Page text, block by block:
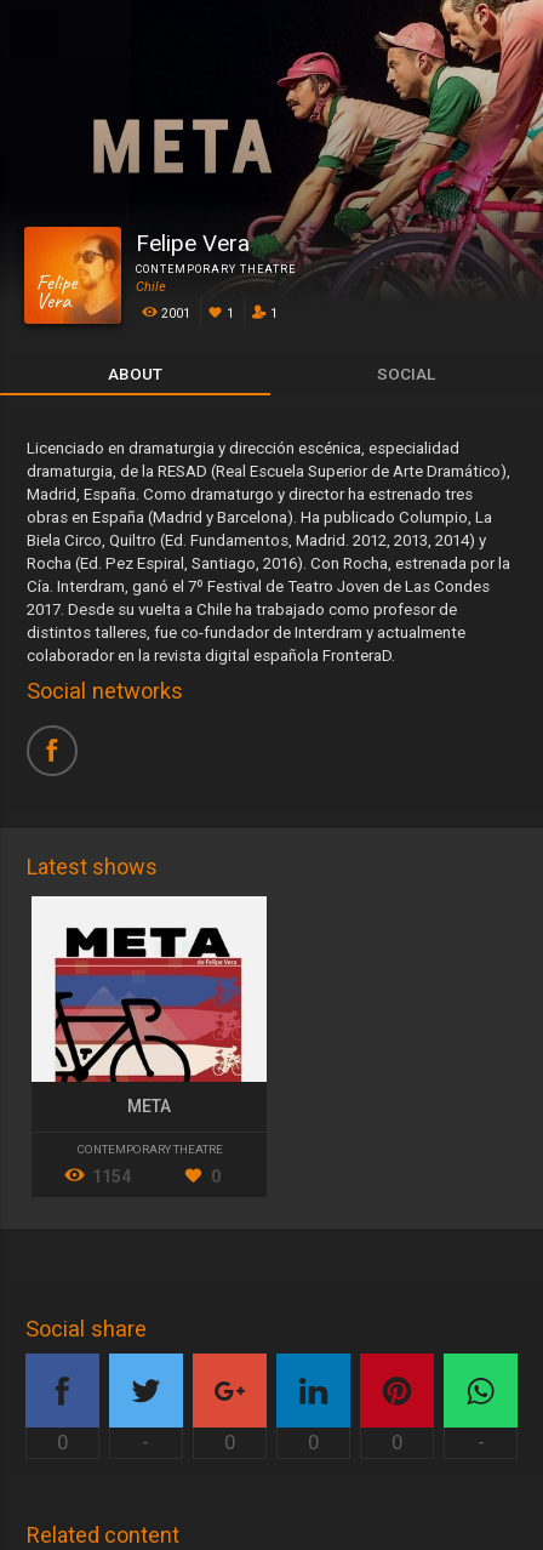
Felipe Vera
CONTEMPORARY THEATRE
Chile
2001
1 1
ABOUT SOCIAL
Licenciado en dramaturgia y dirección escénica, especialidad
dramaturgia, de la RESAD (Real Escuela Superior de Arte Dramático),
Madrid, España. Como dramaturgo y director ha estrenado tres
obras en España (Madrid y Barcelona). Ha publicado Columpio, La
Biela Circo, Quiltro (Ed. Fundamentos, Madrid. 2012, 2013, 2014) y
Rocha (Ed. Pez Espiral, Santiago, 2016). Con Rocha, estrenada por la
Cía. Interdram, ganó el 7º Festival de Teatro Joven de Las Condes
2017. Desde su vuelta a Chile ha trabajado como profesor de
distintos talleres, fue co-fundador de Interdram y actualmente
colaborador en la revista digital española FronteraD.
Social networks
Latest shows
META
CONTEMPORARY THEATRE
1154 0
Social share
0 - 0 0 0 -
Related content